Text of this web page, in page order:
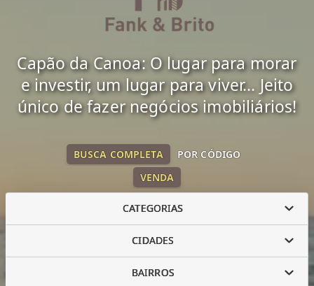
Capão da Canoa: O lugar para morar
e investir, um lugar para viver... Jeito
único de fazer negócios imobiliários!
VENDA
BUSCA COMPLETA POR CÓDIGO
CATEGORIAS
CIDADES
BAIRROS